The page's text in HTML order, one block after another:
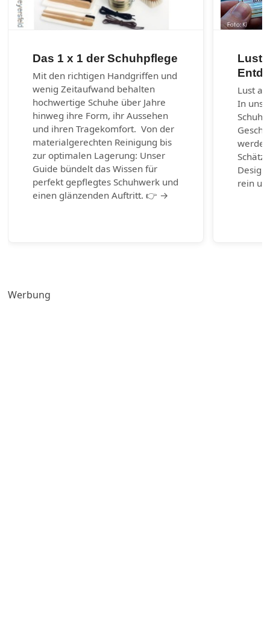
Das 1 x 1 der Schuhpflege
Mit den richtigen Handgriffen und
wenig Zeitaufwand behalten
hochwertige Schuhe über Jahre
hinweg ihre Form, ihr Aussehen
und ihren Tragekomfort. Von der
materialgerechten Reinigung bis
zur optimalen Lagerung: Unser
Guide bündelt das Wissen für
perfekt gepflegtes Schuhwerk und
einen glänzenden Auftritt. 👉 →
Lust
Lust
In
rein
Werbung